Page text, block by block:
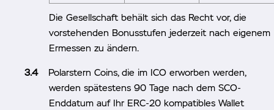
Die Gesellschaft behält sich das Recht vor, die
vorstehenden Bonusstufen jederzeit nach eigenem
Ermessen zu ändern.
Polarstern Coins, die im ICO erworben werden,
werden spätestens 90 Tage nach dem SCO-
Enddatum auf Ihr ERC-20 kompatibles Wallet